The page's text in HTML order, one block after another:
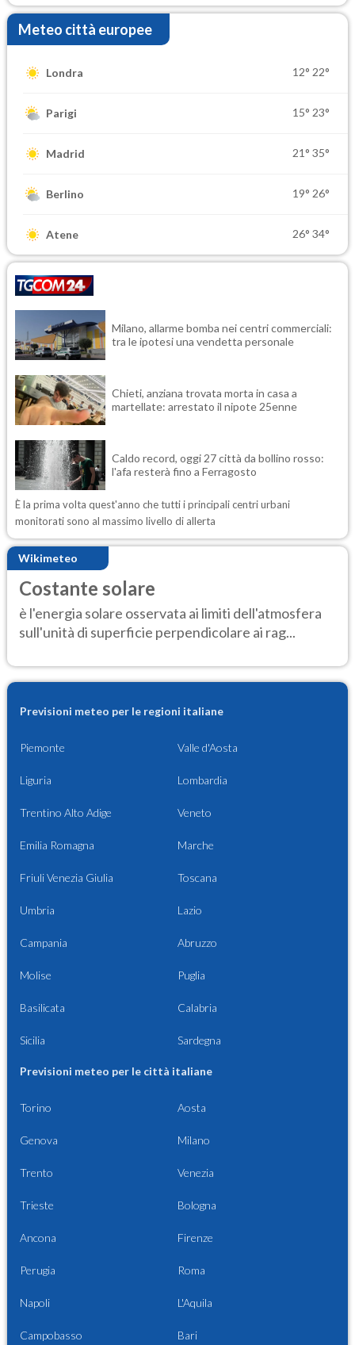
Meteo città europee
Londra 12° 22°
Parigi 15° 23°
Madrid 21° 35°
Berlino 19° 26°
Atene 26° 34°
Milano, allarme bomba nei centri commerciali:
tra le ipotesi una vendetta personale
Chieti, anziana trovata morta in casa a
martellate: arrestato il nipote 25enne
Caldo record, oggi 27 città da bollino rosso:
l'afa resterà fino a Ferragosto
È la prima volta quest'anno che tutti i principali centri urbani
monitorati sono al massimo livello di allerta
Wikimeteo
Costante solare
è l'energia solare osservata ai limiti dell'atmosfera
sull'unità di superficie perpendicolare ai rag...
Previsioni meteo per le regioni italiane
Piemonte Valle d'Aosta
Liguria Lombardia
Trentino Alto Adige Veneto
Emilia Romagna Marche
Friuli Venezia Giulia Toscana
Umbria Lazio
Campania Abruzzo
Molise Puglia
Basilicata Calabria
Sicilia Sardegna
Previsioni meteo per le città italiane
Torino Aosta
Genova Milano
Trento Venezia
Trieste Bologna
Ancona Firenze
Perugia Roma
Napoli L'Aquila
Campobasso Bari